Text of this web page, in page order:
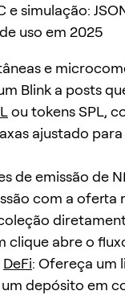
e simulação:
uso em 2025
e
Blink a posts
ou tokens SPL,
ajustado
de emissão de
com a oferta
clique abre o
DeFi: Ofereça um
depósito em